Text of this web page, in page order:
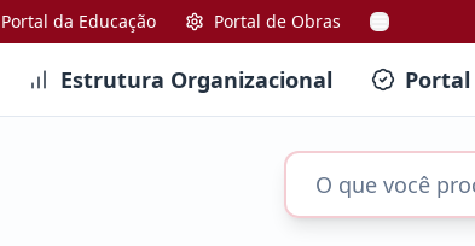
Portal da Educação Portal de Obras
Estrutura Organizacional Portal